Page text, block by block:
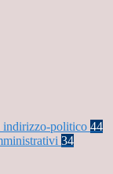
indirizzo-politico 44
34